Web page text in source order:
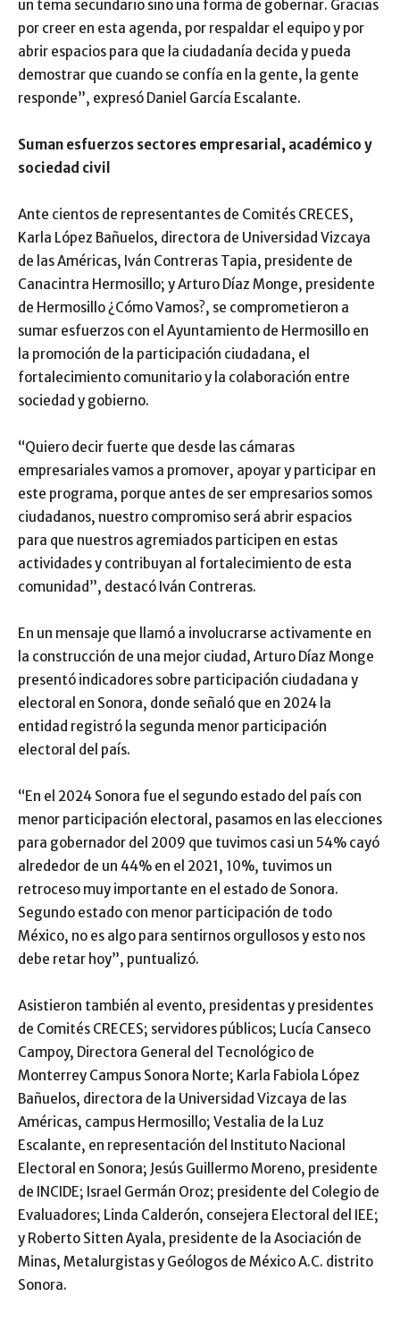
un tema secundario sino una forma de gobernar. Gracias
por creer en esta agenda, por respaldar el equipo y por
abrir espacios para que la ciudadanía decida y pueda
demostrar que cuando se confía en la gente, la gente
responde”, expresó Daniel García Escalante.
Suman esfuerzos sectores empresarial, académico y
sociedad civil
Ante cientos de representantes de Comités CRECES,
Karla López Bañuelos, directora de Universidad Vizcaya
de las Américas, Iván Contreras Tapia, presidente de
Canacintra Hermosillo; y Arturo Díaz Monge, presidente
de Hermosillo ¿Cómo Vamos?, se comprometieron a
sumar esfuerzos con el Ayuntamiento de Hermosillo en
la promoción de la participación ciudadana, el
fortalecimiento comunitario y la colaboración entre
sociedad y gobierno.
“Quiero decir fuerte que desde las cámaras
empresariales vamos a promover, apoyar y participar en
este programa, porque antes de ser empresarios somos
ciudadanos, nuestro compromiso será abrir espacios
para que nuestros agremiados participen en estas
actividades y contribuyan al fortalecimiento de esta
comunidad”, destacó Iván Contreras.
En un mensaje que llamó a involucrarse activamente en
la construcción de una mejor ciudad, Arturo Díaz Monge
presentó indicadores sobre participación ciudadana y
electoral en Sonora, donde señaló que en 2024 la
entidad registró la segunda menor participación
electoral del país.
“En el 2024 Sonora fue el segundo estado del país con
menor participación electoral, pasamos en las elecciones
para gobernador del 2009 que tuvimos casi un 54% cayó
alrededor de un 44% en el 2021, 10%, tuvimos un
retroceso muy importante en el estado de Sonora.
Segundo estado con menor participación de todo
México, no es algo para sentirnos orgullosos y esto nos
debe retar hoy”, puntualizó.
Asistieron también al evento, presidentas y presidentes
de Comités CRECES; servidores públicos; Lucía Canseco
Campoy, Directora General del Tecnológico de
Monterrey Campus Sonora Norte; Karla Fabiola López
Bañuelos, directora de la Universidad Vizcaya de las
Américas, campus Hermosillo; Vestalia de la Luz
Escalante, en representación del Instituto Nacional
Electoral en Sonora; Jesús Guillermo Moreno, presidente
de INCIDE; Israel Germán Oroz; presidente del Colegio de
Evaluadores; Linda Calderón, consejera Electoral del IEE;
y Roberto Sitten Ayala, presidente de la Asociación de
Minas, Metalurgistas y Geólogos de México A.C. distrito
Sonora.